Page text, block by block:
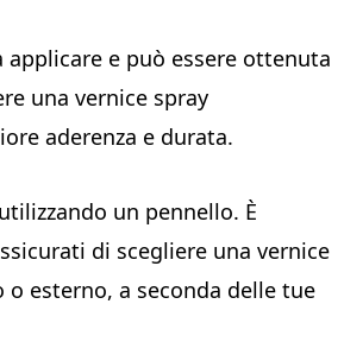
e può essere ottenuta
una vernice spray
aderenza e durata.
un pennello. È
di scegliere una vernice
esterno, a seconda delle tue